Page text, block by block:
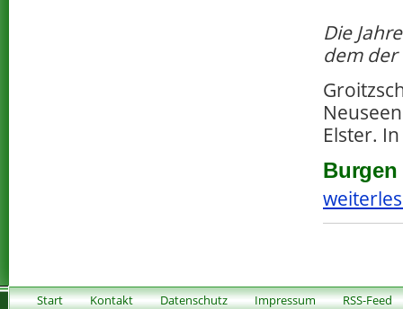
Die
dem
Elster.
Start Kontakt Datenschutz Impressum RSS-Feed